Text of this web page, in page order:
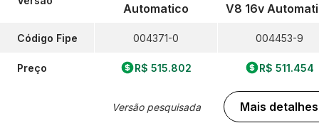
Código Fipe
Preço
Automatico
004371-0
R$ 515.802
Versão pesquisada
V8 16v
004453-9
R$ 511.454
Mais detalhes